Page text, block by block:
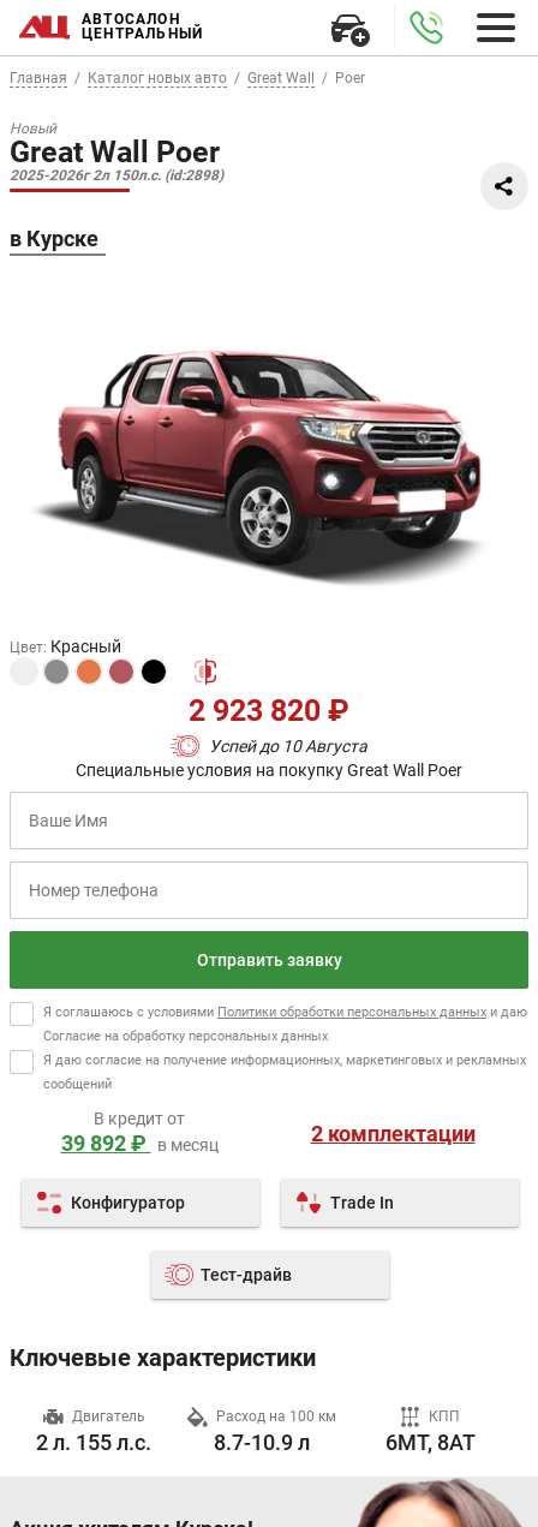
АВТОСАЛОН
ЦЕНТРАЛЬНЫЙ
Главная Каталог новых авто Great Wall Poer
Новый
Great Wall Poer
2025-2026г 2л 150л.с. (id:2898)
в Курске
Цвет: Красный
Успей до 10 Августа
2 923 820 ₽
Специальные условия на покупку Great Wall Poer
Отправить заявку
Я соглашаюсь с условиями Политики обработки персональных данных и даю
Согласие на обработку персональных данных
Я даю согласие на получение информационных, маркетинговых и рекламных
сообщений
2 комплектации
Конфигуратор Trade In
Тест-драйв
В кредит от
39 892 ₽ в месяц
Ключевые характеристики
Двигатель
2 л. 155 л.с.
Расход на 100 км
8.7-10.9 л
КПП
6MT, 8AT